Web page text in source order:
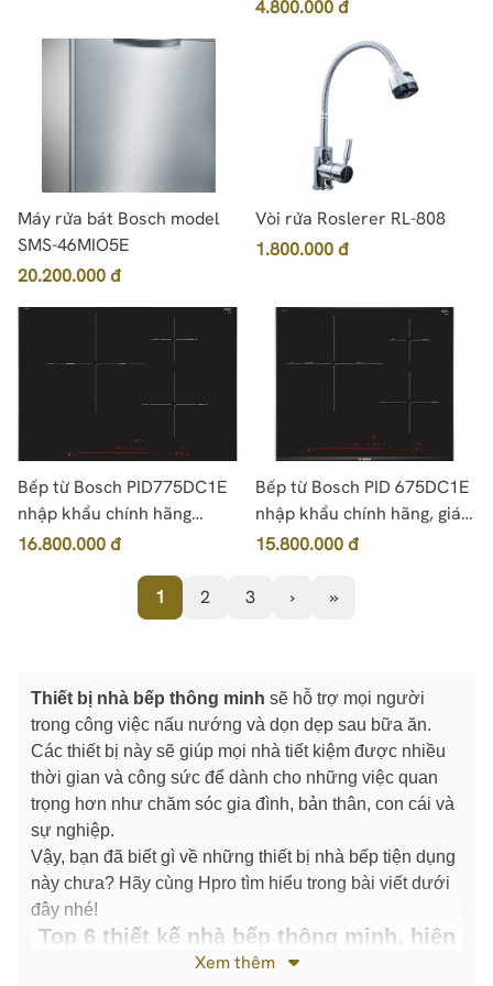
4.800.000 đ
Máy rửa bát Bosch model
SMS-46MIO5E
20.200.000 đ
Vòi rửa Roslerer RL-808
1.800.000 đ
Bếp từ Bosch PID775DC1E
nhập khẩu chính hãng
100% Tây Ban Nha
16.800.000 đ
Bếp từ Bosch PID 675DC1E
nhập khẩu chính hãng, giá
tốt
15.800.000 đ
1 2 3 › »
Thiết bị nhà bếp thông minh sẽ hỗ trợ mọi người
trong công việc nấu nướng và dọn dẹp sau bữa ăn.
Các thiết bị này sẽ giúp mọi nhà tiết kiệm được nhiều
thời gian và công sức để dành cho những việc quan
trọng hơn như chăm sóc gia đình, bản thân, con cái và
sự nghiệp.
Vậy, bạn đã biết gì về những thiết bị nhà bếp tiện dụng
này chưa? Hãy cùng Hpro tìm hiểu trong bài viết dưới
đây nhé!
Top 6 thiết kế nhà bếp thông minh, hiện
đại và tiện dụng cho gian bếp
Xem thêm